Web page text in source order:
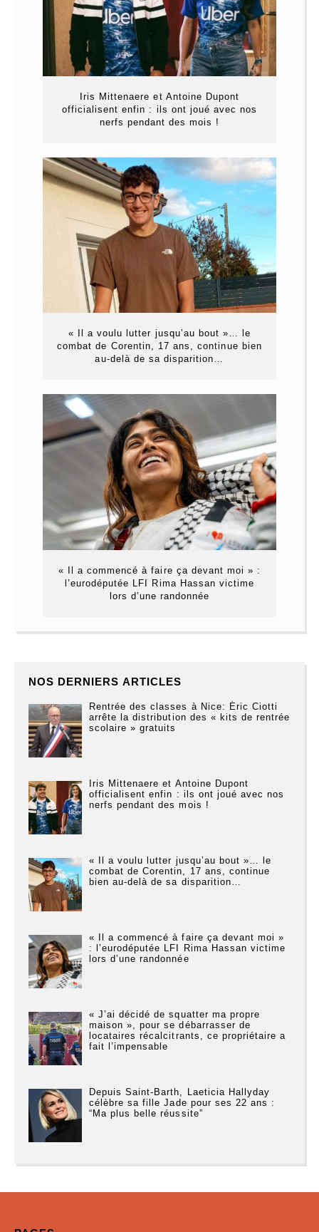
Iris Mittenaere et Antoine Dupont
officialisent enfin : ils ont joué avec nos
nerfs pendant des mois !
« Il a voulu lutter jusqu’au bout »… le
combat de Corentin, 17 ans, continue bien
au-delà de sa disparition…
« Il a commencé à faire ça devant moi » :
l’eurodéputée LFI Rima Hassan victime
lors d’une randonnée
NOS DERNIERS ARTICLES
Rentrée des classes à Nice: Éric Ciotti
arrête la distribution des « kits de rentrée
scolaire » gratuits
Iris Mittenaere et Antoine Dupont
officialisent enfin : ils ont joué avec nos
nerfs pendant des mois !
« Il a voulu lutter jusqu’au bout »… le
combat de Corentin, 17 ans, continue
bien au-delà de sa disparition…
« Il a commencé à faire ça devant moi »
: l’eurodéputée LFI Rima Hassan victime
lors d’une randonnée
« J’ai décidé de squatter ma propre
maison », pour se débarrasser de
locataires récalcitrants, ce propriétaire a
fait l’impensable
Depuis Saint-Barth, Laeticia Hallyday
célèbre sa fille Jade pour ses 22 ans :
“Ma plus belle réussite”